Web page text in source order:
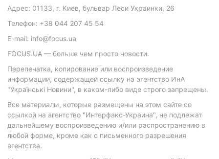
Адрес: 01133, г. Киев, бульвар Леси Украинки, 26
Телефон: +38 044 207 45 54
E-mail: info@focus.ua
FOCUS.UA — больше чем просто новости.
Перепечатка, копирование или воспроизведение
информации, содержащей ссылку на агентство ИнА
"Українські Новини", в каком-либо виде строго запрещены.
Все материалы, которые размещены на этом сайте со
ссылкой на агентство "Интерфакс-Украина", не подлежат
дальнейшему воспроизведению и/или распространению в
любой форме, кроме как с письменного разрешения
агентства.